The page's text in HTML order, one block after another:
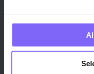
Techniek & Productie ›